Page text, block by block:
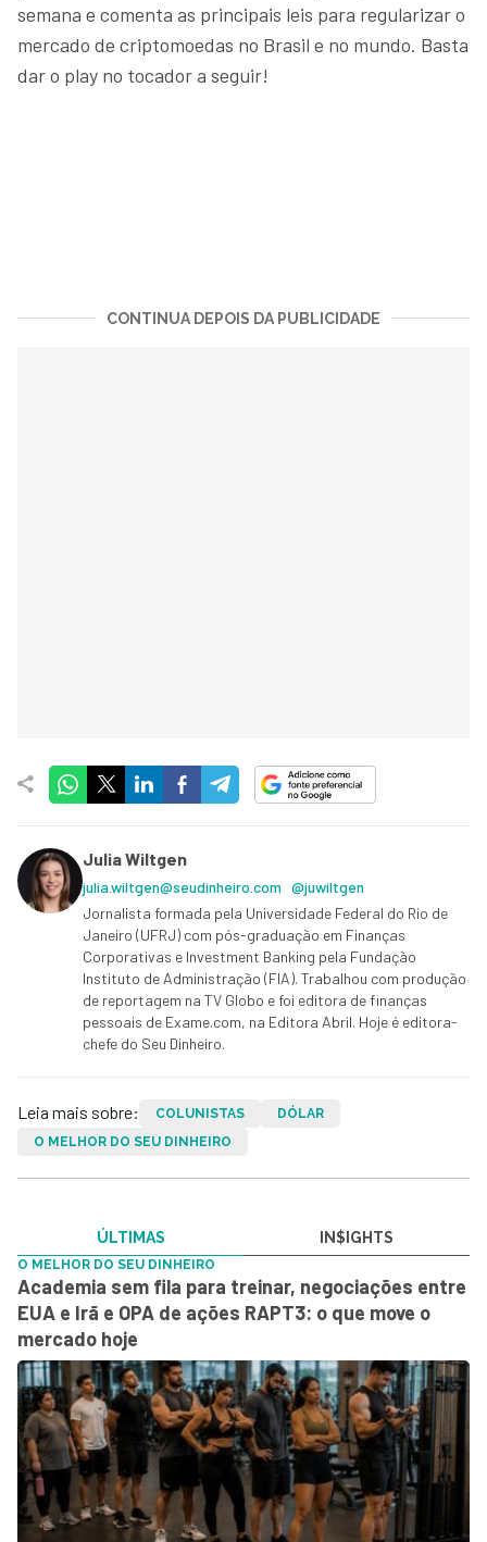
semana e comenta as principais leis para regularizar o
mercado de criptomoedas no Brasil e no mundo. Basta
dar o play no tocador a seguir!
CONTINUA DEPOIS DA PUBLICIDADE
Julia Wiltgen
julia.wiltgen@seudinheiro.com @juwiltgen
Jornalista formada pela Universidade Federal do Rio de
Janeiro (UFRJ) com pós-graduação em Finanças
Corporativas e Investment Banking pela Fundação
Instituto de Administração (FIA). Trabalhou com produção
de reportagem na TV Globo e foi editora de finanças
pessoais de Exame.com, na Editora Abril. Hoje é editora-
chefe do Seu Dinheiro.
Leia mais sobre: COLUNISTAS
DÓLAR
O MELHOR DO SEU DINHEIRO
ÚLTIMAS IN$IGHTS
O MELHOR DO SEU DINHEIRO
Academia sem fila para treinar, negociações entre
EUA e Irã e OPA de ações RAPT3: o que move o
mercado hoje